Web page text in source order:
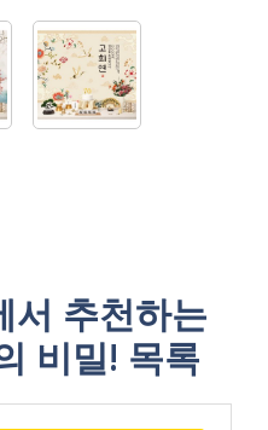
서 추천하는
비밀! 목록